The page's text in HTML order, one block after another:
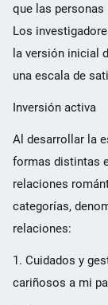
que las
Los
la versión inicial
una escala de
Inversión activa
Al desarrollar la
formas distintas
relaciones
categorías,
relaciones:
1. Cuidados y
cariñosos a mi